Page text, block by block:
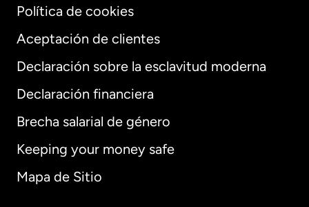
Política de cookies
Aceptación de clientes
Declaración sobre la esclavitud moderna
Declaración financiera
Brecha salarial de género
Keeping your money safe
Mapa de Sitio
Internacional English
Alemania